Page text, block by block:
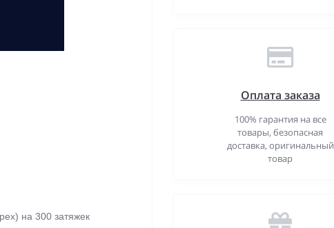
на 300 затяжек
Оплата заказа
100% гарантия на все
товары, безопасная
доставка, оригинальный
товар